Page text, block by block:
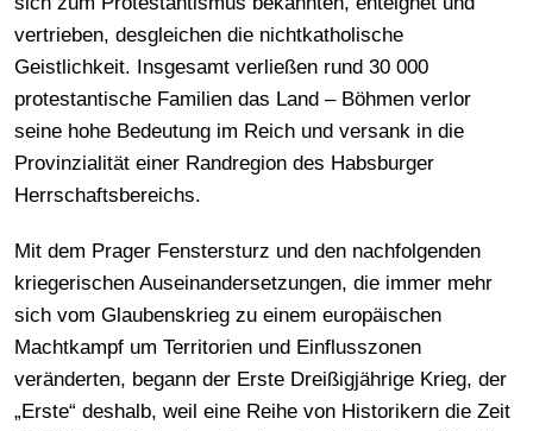
vertrieben, desgleichen die nichtkatholische
Geistlichkeit. Insgesamt verließen rund 30 000
protestantische Familien das Land – Böhmen verlor
seine hohe Bedeutung im Reich und versank in die
Provinzialität einer Randregion des Habsburger
Herrschaftsbereichs.
Mit dem Prager Fenstersturz und den nachfolgenden
kriegerischen Auseinandersetzungen, die immer mehr
sich vom Glaubenskrieg zu einem europäischen
Machtkampf um Territorien und Einflusszonen
veränderten, begann der Erste Dreißigjährige Krieg, der
„Erste“ deshalb, weil eine Reihe von Historikern die Zeit